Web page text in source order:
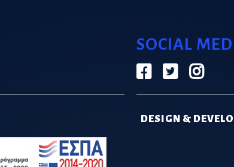
SOCIAL
DESIGN &